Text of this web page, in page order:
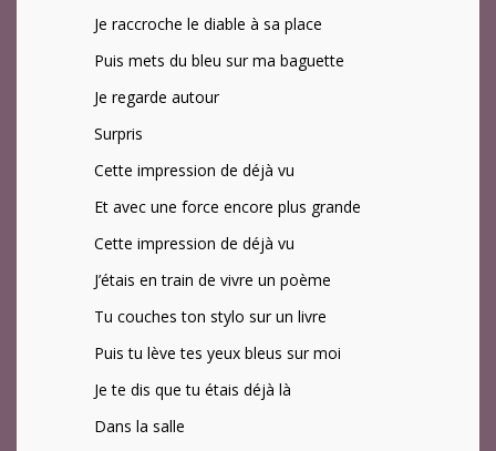
Je raccroche le diable à sa place
Puis mets du bleu sur ma baguette
Je regarde autour
Surpris
Cette impression de déjà vu
Et avec une force encore plus grande
Cette impression de déjà vu
J’étais en train de vivre un poème
Tu couches ton stylo sur un livre
Puis tu lève tes yeux bleus sur moi
Je te dis que tu étais déjà là
Dans la salle